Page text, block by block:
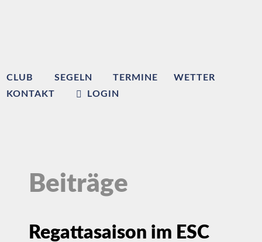
CLUB SEGELN TERMINE
WETTER
KONTAKT
LOGIN
Beiträge
Regattasaison im ESC